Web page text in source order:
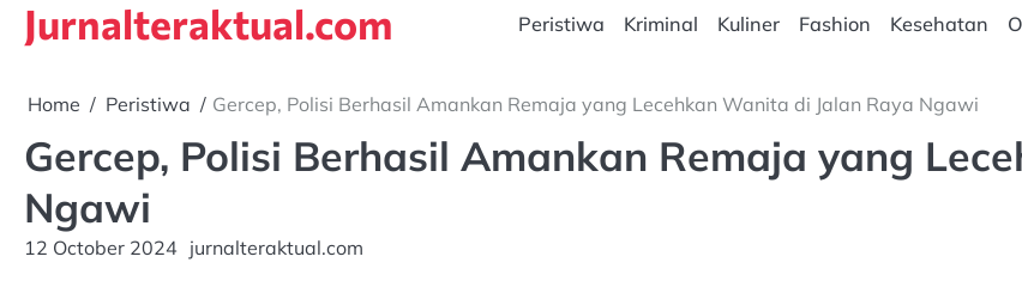
SkipJurnalteraktual.com Peristiwa Kriminal Kuliner Fashion Kesehatan
Home Peristiwa Gercep, Polisi Berhasil Amankan Remaja yang Lecehkan Wanita di Jalan Raya Ngawi
Gercep, Polisi Berhasil Amankan Remaja yang
Ngawi
12 October 2024 jurnalteraktual.com